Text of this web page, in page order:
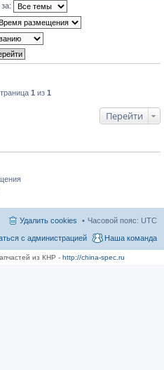
1 из 1
Перейти
Часовой пояс: UTC
Удалить cookies
Наша команда
с администрацией
из КНР - http://china-spec.ru